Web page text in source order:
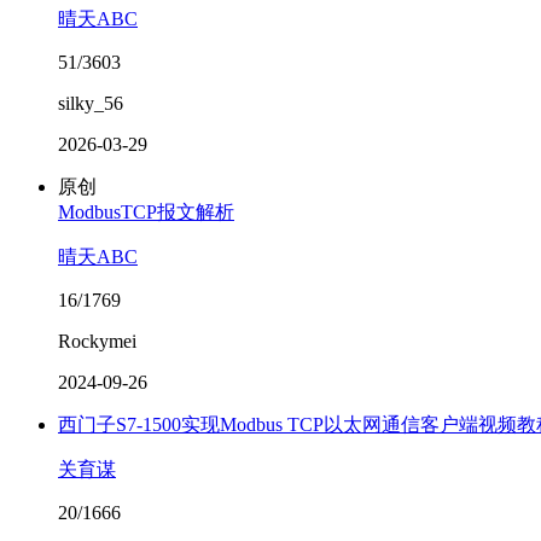
晴天ABC
51/3603
silky_56
2026-03-29
原创
ModbusTCP报文解析
晴天ABC
16/1769
Rockymei
2024-09-26
西门子S7-1500实现Modbus TCP以太网通信客户端视频教
关育谋
20/1666